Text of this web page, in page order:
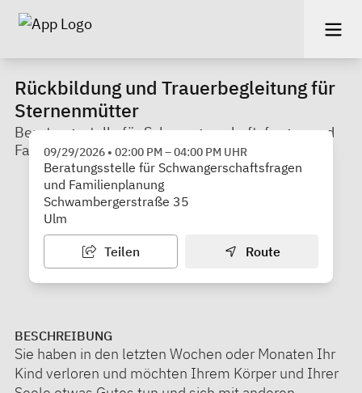
Rückbildung und Trauerbegleitung für
Sternenmütter
Beratungsstelle für Schwangerschaftsfragen und
Familienplanung
09/29/2026 • 02:00 PM–04:00 PM UHR
Beratungsstelle für Schwangerschaftsfragen
und Familienplanung
Schwambergerstraße 35
Ulm
Teilen Route
BESCHREIBUNG
Sie haben in den letzten Wochen oder Monaten Ihr
Kind verloren und möchten Ihrem Körper und Ihrer